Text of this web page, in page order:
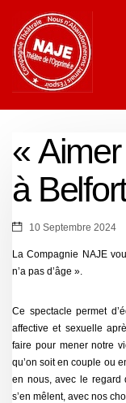
« Aimer
à
10 Septembre 2024
La Compagnie NAJE
n’a pas d’âge ».
Ce spectacle permet
affective et sexuelle
faire pour mener notre
qu’on soit en couple ou
en nous, avec le regard
s’en mêlent, avec nos